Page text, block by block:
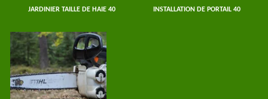
JARDINIER TAILLE DE HAIE 40 INSTALLATION DE PORTAIL 40